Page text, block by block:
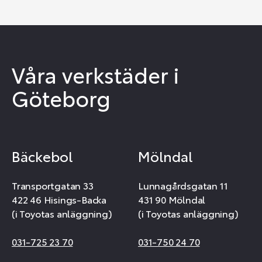
Våra verkstäder i
Göteborg
Bäckebol
Transportgatan 33
422 46 Hisings-Backa
(i Toyotas anläggning)
031-725 23 70
Mölndal
Lunnagårdsgatan 11
431 90 Mölndal
(i Toyotas anläggning)
031-750 24 70